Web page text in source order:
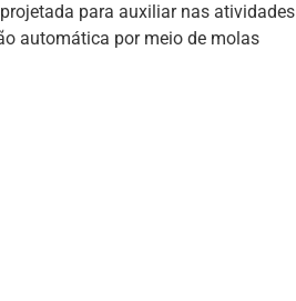
para auxiliar nas atividades
automática por meio de molas